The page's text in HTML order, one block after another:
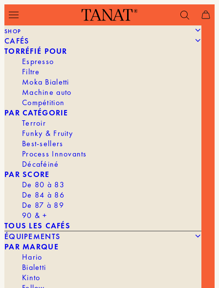
SHOP
CAFÉS
TORRÉFIÉ POUR
Espresso
Filtre
Moka Bialetti
Machine auto
Compétition
PAR CATÉGORIE
Terroir
Funky & Fruity
Best-sellers
Process Innovants
Décaféiné
PAR SCORE
De 80 à 83
De 84 à 86
De 87 à 89
90 & +
TOUS LES CAFÉS
ÉQUIPEMENTS
PAR MARQUE
Hario
Bialetti
Kinto